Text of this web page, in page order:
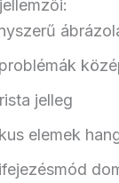
jelleg
elemek